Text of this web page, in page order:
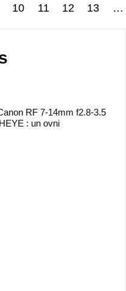
10 11 12 13 …
RF 7-14mm f2.8-3.5
: un ovni